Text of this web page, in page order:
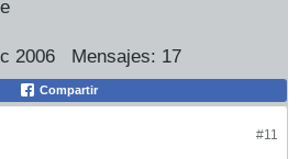
2006 Mensajes: 17
Compartir
#11